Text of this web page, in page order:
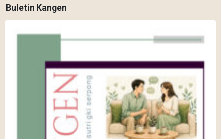
Buletin Kangen